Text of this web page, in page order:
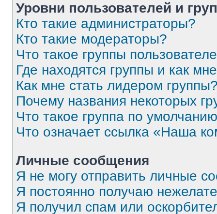
Уровни пользователей и
Кто такие администраторы?
Кто такие модераторы?
Что такое группы
Где находятся группы и как
Как мне стать лидером
Почему названия некоторых
Что такое группа по
Что означает ссылка «Наша
Личные сообщения
Я не могу отправить личные
Я постоянно получаю
Я получил спам или